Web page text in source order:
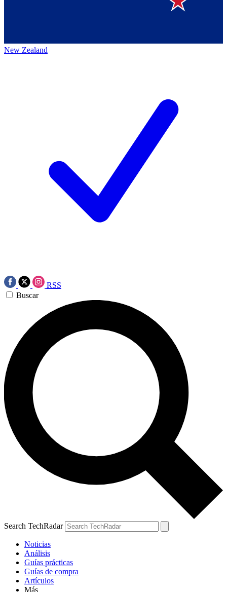
New Zealand
RSS
Buscar
Search TechRadar
Noticias
Análisis
Guías prácticas
Guías de compra
Artículos
Más